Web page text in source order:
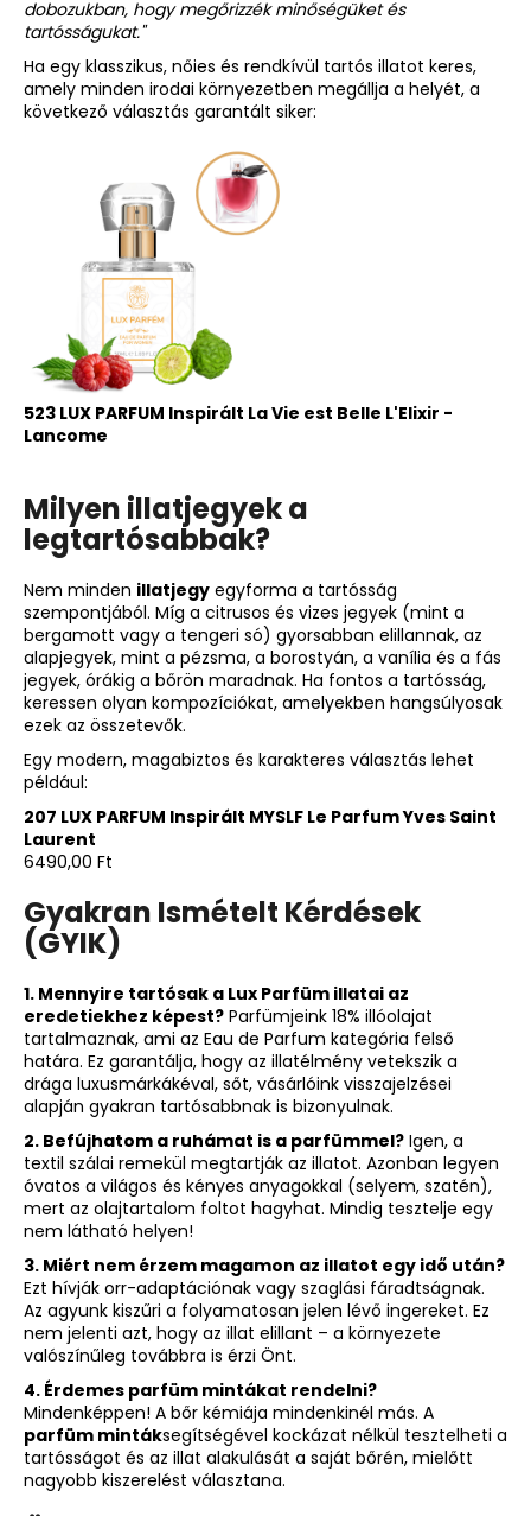
dobozukban, hogy megőrizzék minőségüket és
tartósságukat."
Ha egy klasszikus, nőies és rendkívül tartós illatot keres,
amely minden irodai környezetben megállja a helyét, a
következő választás garantált siker:
523 LUX PARFUM Inspirált La Vie est Belle L'Elixir -
Lancome
Milyen illatjegyek a
legtartósabbak?
Nem minden illatjegy egyforma a tartósság
szempontjából. Míg a citrusos és vizes jegyek (mint a
bergamott vagy a tengeri só) gyorsabban elillannak, az
alapjegyek, mint a pézsma, a borostyán, a vanília és a fás
jegyek, órákig a bőrön maradnak. Ha fontos a tartósság,
keressen olyan kompozíciókat, amelyekben hangsúlyosak
ezek az összetevők.
Egy modern, magabiztos és karakteres választás lehet
például:
207 LUX PARFUM Inspirált MYSLF Le Parfum Yves Saint
Laurent
6490,00 Ft
Gyakran Ismételt Kérdések
(GYIK)
1. Mennyire tartósak a Lux Parfüm illatai az
eredetiekhez képest? Parfümjeink 18% illóolajat
tartalmaznak, ami az Eau de Parfum kategória felső
határa. Ez garantálja, hogy az illatélmény vetekszik a
drága luxusmárkákéval, sőt, vásárlóink visszajelzései
alapján gyakran tartósabbnak is bizonyulnak.
2. Befújhatom a ruhámat is a parfümmel? Igen, a
textil szálai remekül megtartják az illatot. Azonban legyen
óvatos a világos és kényes anyagokkal (selyem, szatén),
mert az olajtartalom foltot hagyhat. Mindig tesztelje egy
nem látható helyen!
3. Miért nem érzem magamon az illatot egy idő után?
Ezt hívják orr-adaptációnak vagy szaglási fáradtságnak.
Az agyunk kiszűri a folyamatosan jelen lévő ingereket. Ez
nem jelenti azt, hogy az illat elillant – a környezete
valószínűleg továbbra is érzi Önt.
4. Érdemes parfüm mintákat rendelni?
Mindenképpen! A bőr kémiája mindenkinél más. A
parfüm mintáksegítségével kockázat nélkül tesztelheti a
tartósságot és az illat alakulását a saját bőrén, mielőtt
nagyobb kiszerelést választana.